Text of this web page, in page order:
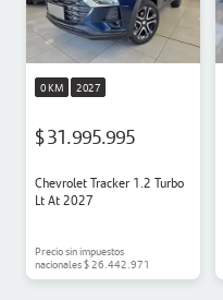
0 KM 2027
$ 31.995.995
Chevrolet Tracker 1.2 Turbo
Lt At 2027
Precio sin impuestos
nacionales$ 26.442.971